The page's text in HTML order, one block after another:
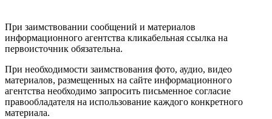
При заимствовании сообщений и материалов
информационного агентства кликабельная ссылка на
первоисточник обязательна.
При необходимости заимствования фото, аудио, видео
материалов, размещенных на сайте информационного
агентства необходимо запросить письменное согласие
правообладателя на использование каждого конкретного
материала.